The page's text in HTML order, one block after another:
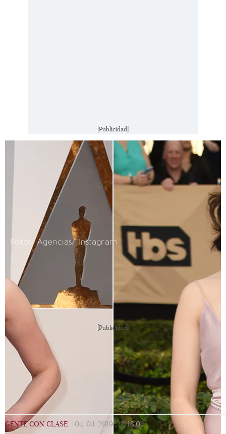
[Publicidad]
Fotos: Agencias/ Instagram
[Publicidad]
GENTE CON CLASE 04/04/2019 | 13:04 |